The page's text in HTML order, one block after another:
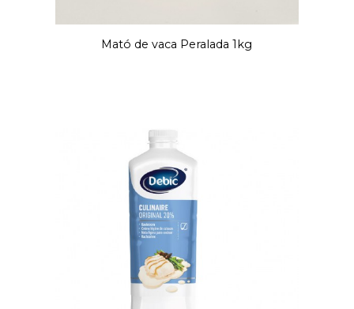
Mató de vaca Peralada 1kg